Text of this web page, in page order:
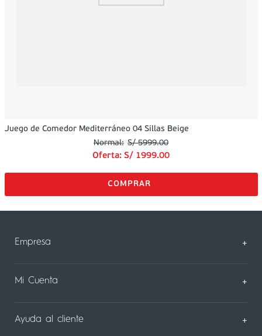
Juego de Comedor Mediterráneo 04 Sillas Beige
S/ 5999.00
Oferta: S/ 1999.00
Empresa +
Sobre Nosotros
Mi Cuenta +
Mi Perfil
Ayuda al cliente +